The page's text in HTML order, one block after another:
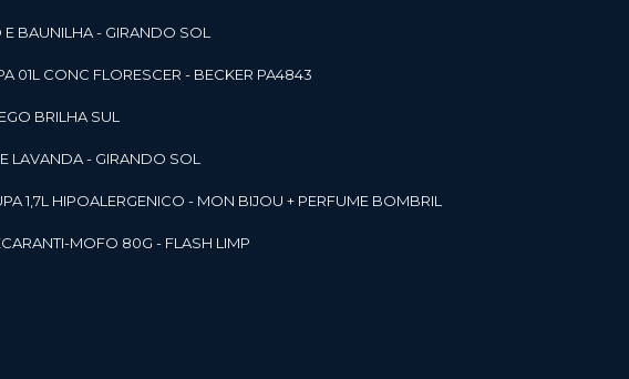
BAUNILHA - GIRANDO SOL
01L CONC FLORESCER - BECKER PA4843
BRILHA SUL
LAVANDA - GIRANDO SOL
1,7L HIPOALERGENICO - MON BIJOU + PERFUME BOMBRIL
ANTI-MOFO 80G - FLASH LIMP